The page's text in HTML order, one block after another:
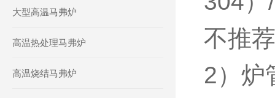
大型高温马弗炉
高温热处理马弗炉
高温烧结马弗炉
不推
2）炉